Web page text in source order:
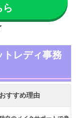
ら
トレディ事務
おすすめ理由